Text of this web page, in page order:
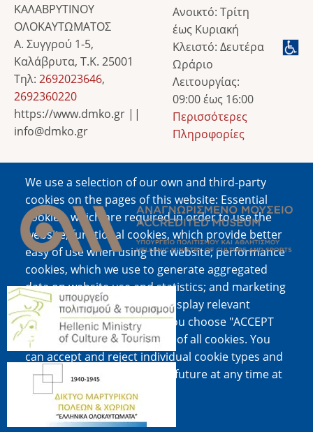
We use a selection of our own and third-party
cookies on the pages of this website: Essential
cookies, which are required in order to use the
website; functional cookies, which provide better
easy of use when using the website; performance
cookies, which we use to generate aggregated
data on website use and statistics; and marketing
cookies, which are used to display relevant
content and advertising. If you choose "ACCEPT
ALL", you consent to the use of all cookies. You
can accept and reject individual cookie types and
revoke your consent for the future at any time at
"Settings".
Cookie documentation
ΚΑΛΑΒΡΥΤΙΝΟΥ
ΟΛΟΚΑΥΤΩΜΑΤΟΣ
Α. Συγγρού 1-5,
Καλάβρυτα, Τ.Κ. 25001
Τηλ: 2692023646,
2692360220
https://www.dmko.gr ||
info@dmko.gr
Ανοικτό: Τρίτη
έως Κυριακή
Κλειστό: Δευτέρα
Ωράριο
Λειτουργίας:
09:00 έως 16:00
Περισσότερες
Πληροφορίες
Image
Image
Image